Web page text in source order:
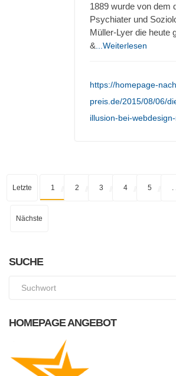
1889 wurde von dem
Psychiater und
Müller-Lyer die heute
& ...Weiterlesen
https://homepage-
preis.de/2015/08/06/
illusion-bei-
Letzte 1 2 3 4 5
Nächste
SUCHE
HOMEPAGE ANGEBOT